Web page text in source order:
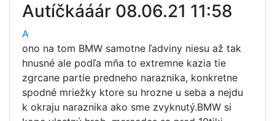
Autíčkááár 08.06.21 11:58
A
ono na tom BMW samotne ľadviny niesu až tak
hnusné ale podľa mňa to extremne kazia tie
zgrcane partie predneho naraznika, konkretne
spodné mriežky ktore su hrozne u seba a nejdu
k okraju naraznika ako sme zvyknutý.BMW si